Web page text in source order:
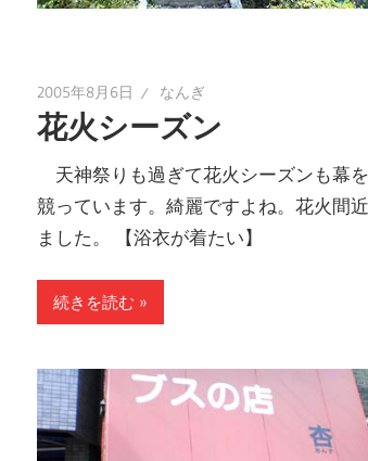
2005年8月6日 なんぎ
花火シーズン
天神祭りも過ぎて花火シーズンも幕
競っています。綺麗ですよね。花火間
ました。 【浴衣が着たい】
続きを読む